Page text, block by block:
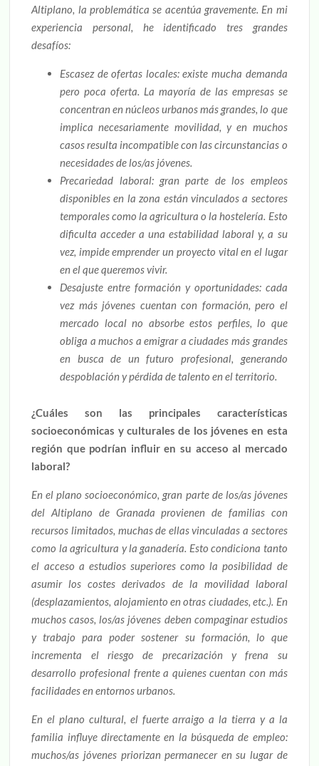
Altiplano, la problemática se acentúa gravemente. En mi
experiencia personal, he identificado tres grandes
desafíos:
Escasez de ofertas locales: existe mucha demanda
pero poca oferta. La mayoría de las empresas se
concentran en núcleos urbanos más grandes, lo que
implica necesariamente movilidad, y en muchos
casos resulta incompatible con las circunstancias o
necesidades de los/as jóvenes.
Precariedad laboral: gran parte de los empleos
disponibles en la zona están vinculados a sectores
temporales como la agricultura o la hostelería. Esto
dificulta acceder a una estabilidad laboral y, a su
vez, impide emprender un proyecto vital en el lugar
en el que queremos vivir.
Desajuste entre formación y oportunidades: cada
vez más jóvenes cuentan con formación, pero el
mercado local no absorbe estos perfiles, lo que
obliga a muchos a emigrar a ciudades más grandes
en busca de un futuro profesional, generando
despoblación y pérdida de talento en el territorio.
¿Cuáles son las principales características
socioeconómicas y culturales de los jóvenes en esta
región que podrían influir en su acceso al mercado
laboral?
En el plano socioeconómico, gran parte de los/as jóvenes
del Altiplano de Granada provienen de familias con
recursos limitados, muchas de ellas vinculadas a sectores
como la agricultura y la ganadería. Esto condiciona tanto
el acceso a estudios superiores como la posibilidad de
asumir los costes derivados de la movilidad laboral
(desplazamientos, alojamiento en otras ciudades, etc.). En
muchos casos, los/as jóvenes deben compaginar estudios
y trabajo para poder sostener su formación, lo que
incrementa el riesgo de precarización y frena su
desarrollo profesional frente a quienes cuentan con más
facilidades en entornos urbanos.
En el plano cultural, el fuerte arraigo a la tierra y a la
familia influye directamente en la búsqueda de empleo:
muchos/as jóvenes priorizan permanecer en su lugar de